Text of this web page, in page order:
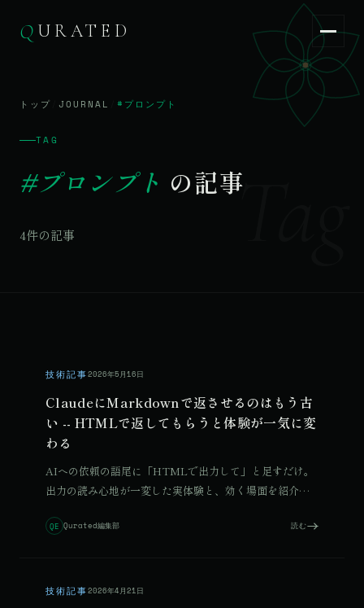
Q URATED
QURATED EN
トップ JOURNAL #プロンプト
TAG
Tag
#プロンプト の記事
4件の記事
技術記事2026年5月16日
ClaudeにMarkdownで返させるのはもう古
い -- HTMLで返してもらうと体験が一気に変
わる
AIへの依頼の語尾に「HTMLで出力して」と足すだけ。
出力の読み心地が一変した実体験と、効く場面を紹介し
QE Qurated編集部 読む
技術記事2026年4月21日